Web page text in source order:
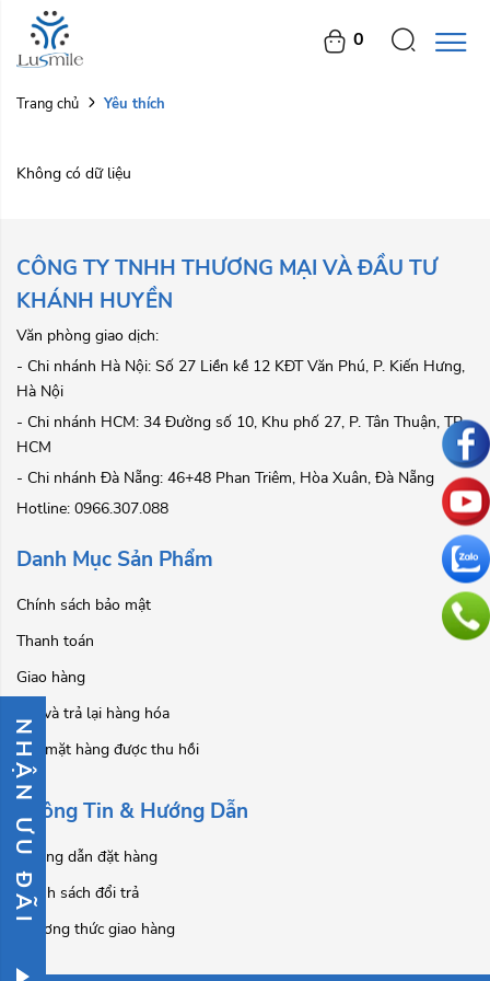
0
Trang chủ Yêu thích
Không có dữ liệu
CÔNG TY TNHH THƯƠNG MẠI VÀ ĐẦU TƯ
KHÁNH HUYỀN
Văn phòng giao dịch:
- Chi nhánh Hà Nội: Số 27 Liền kề 12 KĐT Văn Phú, P. Kiến Hưng,
Hà Nội
- Chi nhánh HCM: 34 Đường số 10, Khu phố 27, P. Tân Thuận, TP.
HCM
- Chi nhánh Đà Nẵng: 46+48 Phan Triêm, Hòa Xuân, Đà Nẵng
Hotline: 0966.307.088
Danh Mục Sản Phẩm
Chính sách bảo mật
Thanh toán
Giao hàng
Đổi và trả lại hàng hóa
Các mặt hàng được thu hồi
Thông Tin & Hướng Dẫn
Hướng dẫn đặt hàng
Chính sách đổi trả
Phương thức giao hàng
NHẬN ƯU ĐÃI